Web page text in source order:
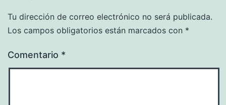
Tu dirección de correo electrónico no será publicada.
Los campos obligatorios están marcados con *
Comentario *